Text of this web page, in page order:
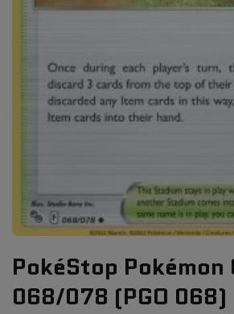
PokéStop Pokémon
068/078 (PGO 068)